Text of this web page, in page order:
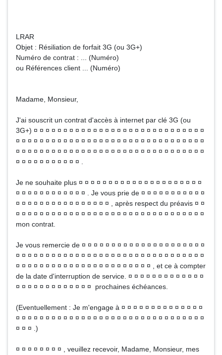
LRAR
Objet : Résiliation de forfait 3G (ou 3G+)
Numéro de contrat : ... (Numéro)
ou Références client ... (Numéro)
Madame, Monsieur,
J'ai souscrit un contrat d'accès à internet par clé 3G (ou
3G+) ¤ ¤ ¤ ¤ ¤ ¤ ¤ ¤ ¤ ¤ ¤ ¤ ¤ ¤ ¤ ¤ ¤ ¤ ¤ ¤ ¤ ¤ ¤ ¤ ¤ ¤ ¤ ¤ ¤
¤ ¤ ¤ ¤ ¤ ¤ ¤ ¤ ¤ ¤ ¤ ¤ ¤ ¤ ¤ ¤ ¤ ¤ ¤ ¤ ¤ ¤ ¤ ¤ ¤ ¤ ¤ ¤ ¤ ¤ ¤ ¤
¤ ¤ ¤ ¤ ¤ ¤ ¤ ¤ ¤ ¤ ¤ ¤ ¤ ¤ ¤ ¤ ¤ ¤ ¤ ¤ ¤ ¤ ¤ ¤ ¤ ¤ ¤ ¤ ¤ ¤ ¤ ¤
¤ ¤ ¤ ¤ ¤ ¤ ¤ ¤ ¤ ¤ ¤ .
Je ne souhaite plus ¤ ¤ ¤ ¤ ¤ ¤ ¤ ¤ ¤ ¤ ¤ ¤ ¤ ¤ ¤ ¤ ¤ ¤ ¤ ¤ ¤
¤ ¤ ¤ ¤ ¤ ¤ ¤ ¤ ¤ ¤ ¤ ¤ . Je vous prie de ¤ ¤ ¤ ¤ ¤ ¤ ¤ ¤ ¤ ¤ ¤
¤ ¤ ¤ ¤ ¤ ¤ ¤ ¤ ¤ ¤ ¤ ¤ ¤ ¤ ¤ ¤ , après respect du préavis ¤ ¤
¤ ¤ ¤ ¤ ¤ ¤ ¤ ¤ ¤ ¤ ¤ ¤ ¤ ¤ ¤ ¤ ¤ ¤ ¤ ¤ ¤ ¤ ¤ ¤ ¤ ¤ ¤ ¤ ¤ ¤ ¤ ¤
mon contrat.
Je vous remercie de ¤ ¤ ¤ ¤ ¤ ¤ ¤ ¤ ¤ ¤ ¤ ¤ ¤ ¤ ¤ ¤ ¤ ¤ ¤ ¤ ¤
¤ ¤ ¤ ¤ ¤ ¤ ¤ ¤ ¤ ¤ ¤ ¤ ¤ ¤ ¤ ¤ ¤ ¤ ¤ ¤ ¤ ¤ ¤ ¤ ¤ ¤ ¤ ¤ ¤ ¤ ¤ ¤
¤ ¤ ¤ ¤ ¤ ¤ ¤ ¤ ¤ ¤ ¤ ¤ ¤ ¤ ¤ ¤ ¤ ¤ ¤ ¤ ¤ ¤ ¤ , et ce à compter
de la date d'interruption de service. ¤ ¤ ¤ ¤ ¤ ¤ ¤ ¤ ¤ ¤ ¤ ¤ ¤
¤ ¤ ¤ ¤ ¤ ¤ ¤ ¤ ¤ ¤ ¤ ¤ ¤ prochaines échéances.
(Eventuellement : Je m'engage à ¤ ¤ ¤ ¤ ¤ ¤ ¤ ¤ ¤ ¤ ¤ ¤ ¤ ¤
¤ ¤ ¤ ¤ ¤ ¤ ¤ ¤ ¤ ¤ ¤ ¤ ¤ ¤ ¤ ¤ ¤ ¤ ¤ ¤ ¤ ¤ ¤ ¤ ¤ ¤ ¤ ¤ ¤ ¤ ¤ ¤
¤ ¤ ¤ .)
¤ ¤ ¤ ¤ ¤ ¤ ¤ ¤ , veuillez recevoir, Madame, Monsieur, mes